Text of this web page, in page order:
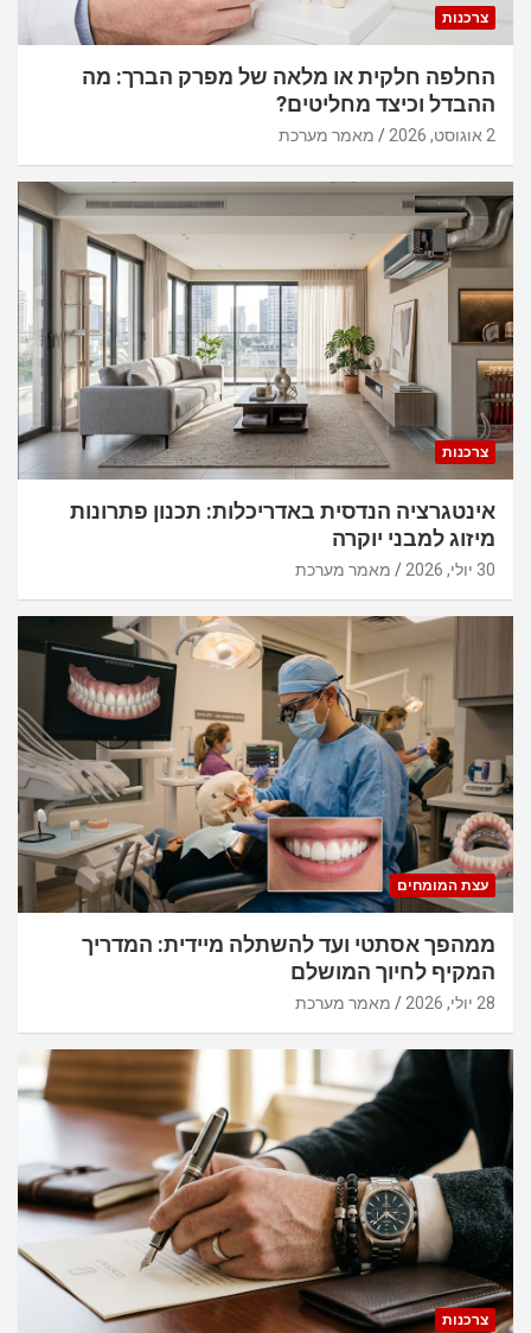
צרכנות
החלפה חלקית או מלאה של מפרק הברך: מה
ההבדל וכיצד מחליטים?
2 אוגוסט, 2026 מאמר מערכת
צרכנות
אינטגרציה הנדסית באדריכלות: תכנון פתרונות
מיזוג למבני יוקרה
30 יולי, 2026 מאמר מערכת
עצת המומחים
ממהפך אסתטי ועד להשתלה מיידית: המדריך
המקיף לחיוך המושלם
28 יולי, 2026 מאמר מערכת
צרכנות